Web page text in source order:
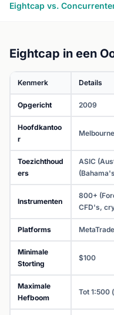
Eightcap vs.
Eightcap in een
Kenmerk Details
Opgericht 2009
Hoofdkantoo
r
Toezichthoud
ers
ASIC
Instrumenten
800+
CFD's,
Platforms
Minimale
Storting
$100
Maximale
Hefboom
Tot 1:500